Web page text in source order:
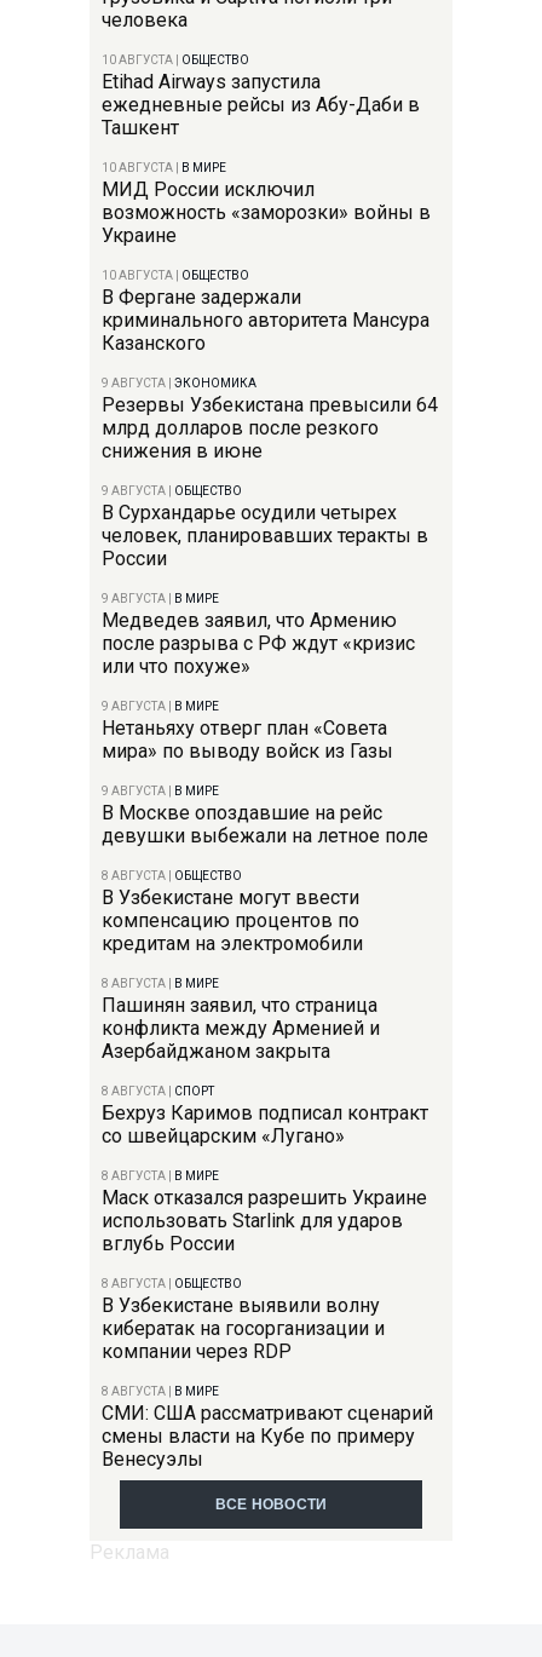
человека
10 АВГУСТА ОБЩЕСТВО
Etihad Airways запустила
ежедневные рейсы из Абу-Даби в
Ташкент
10 АВГУСТА В МИРЕ
МИД России исключил
возможность «заморозки» войны в
Украине
10 АВГУСТА ОБЩЕСТВО
В Фергане задержали
криминального авторитета Мансура
Казанского
9 АВГУСТА ЭКОНОМИКА
Резервы Узбекистана превысили 64
млрд долларов после резкого
снижения в июне
9 АВГУСТА ОБЩЕСТВО
В Сурхандарье осудили четырех
человек, планировавших теракты в
России
9 АВГУСТА В МИРЕ
Медведев заявил, что Армению
после разрыва с РФ ждут «кризис
или что похуже»
9 АВГУСТА В МИРЕ
Нетаньяху отверг план «Совета
мира» по выводу войск из Газы
9 АВГУСТА В МИРЕ
В Москве опоздавшие на рейс
девушки выбежали на летное поле
8 АВГУСТА ОБЩЕСТВО
В Узбекистане могут ввести
компенсацию процентов по
кредитам на электромобили
8 АВГУСТА В МИРЕ
Пашинян заявил, что страница
конфликта между Арменией и
Азербайджаном закрыта
8 АВГУСТА СПОРТ
Бехруз Каримов подписал контракт
со швейцарским «Лугано»
8 АВГУСТА В МИРЕ
Маск отказался разрешить Украине
использовать Starlink для ударов
вглубь России
8 АВГУСТА ОБЩЕСТВО
В Узбекистане выявили волну
кибератак на госорганизации и
компании через RDP
8 АВГУСТА В МИРЕ
СМИ: США рассматривают сценарий
смены власти на Кубе по примеру
Венесуэлы
ВСЕ НОВОСТИ